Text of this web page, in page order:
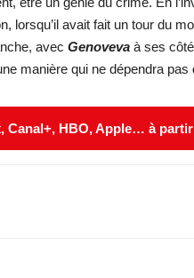
lorsqu’il avait fait un tour du
avec Genoveva à ses
manière qui ne dépendra pas
Canal+, HBO, Apple… à partir